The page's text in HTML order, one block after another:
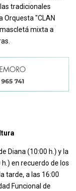
tradicionales
Orquesta "CLAN
mixta a
Diana (10:00 h.) y la
en recuerdo de los
tarde, a las 16:00
Funcional de